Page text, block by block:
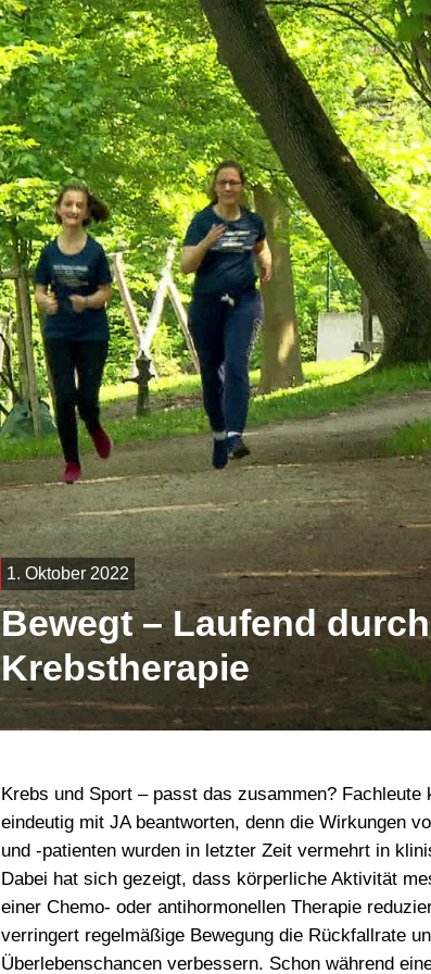
1. Oktober 2022
Bewegt – Laufend
Krebstherapie
Krebs und Sport – passt das zusammen? Fachleute
eindeutig mit JA beantworten, denn die Wirkungen
und -patienten wurden in letzter Zeit vermehrt in
Dabei hat sich gezeigt, dass körperliche Aktivität
einer Chemo- oder antihormonellen Therapie
verringert regelmäßige Bewegung die Rückfallrate
Überlebenschancen verbessern. Schon während